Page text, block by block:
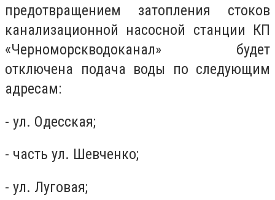
предотвращением затопления стоков
канализационной насосной станции КП
«Черноморскводоканал» будет
отключена подача воды по следующим
адресам:
- ул. Одесская;
- часть ул. Шевченко;
- ул. Луговая;